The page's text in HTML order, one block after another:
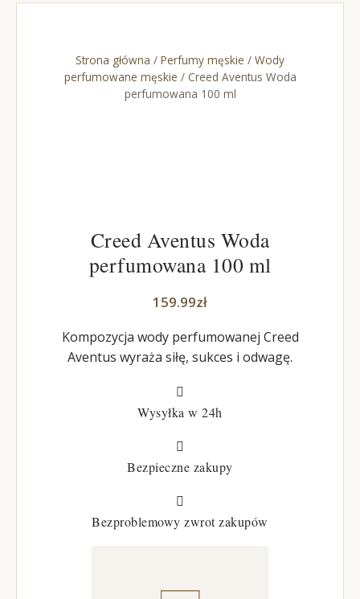
Strona główna / Perfumy męskie / Wody
perfumowane męskie / Creed Aventus Woda
perfumowana 100 ml
Creed Aventus Woda
perfumowana 100 ml
159.99zł
Kompozycja wody perfumowanej Creed
Aventus wyraża siłę, sukces i odwagę.

Wysyłka w 24h

Bezpieczne zakupy

Bezproblemowy zwrot zakupów